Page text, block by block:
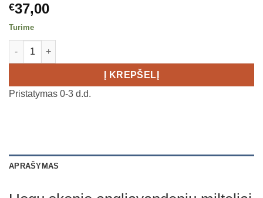
€37,00
Turime
produkto kiekis: Xendurance Fuel 5 - angliavandenių gėrimas
Į KREPŠELĮ
Pristatymas 0-3 d.d.
APRAŠYMAS